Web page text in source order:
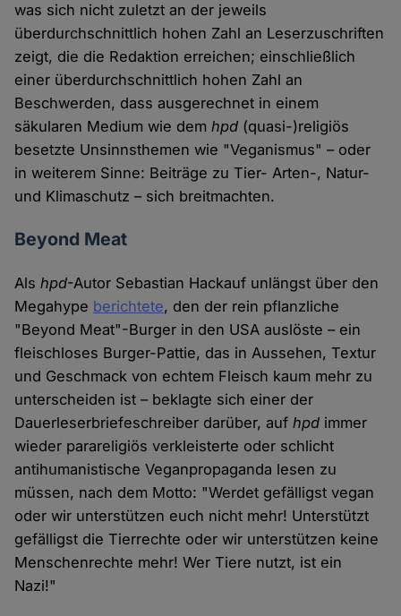
was sich nicht zuletzt an der jeweils
überdurchschnittlich hohen Zahl an Leserzuschriften
zeigt, die die Redaktion erreichen; einschließlich
einer überdurchschnittlich hohen Zahl an
Beschwerden, dass ausgerechnet in einem
säkularen Medium wie demhpd (quasi-)religiös
besetzte Unsinnsthemen wie "Veganismus" – oder
in weiterem Sinne: Beiträge zu Tier- Arten-, Natur-
und Klimaschutz – sich breitmachten.
Beyond Meat
Alshpd-Autor Sebastian Hackauf unlängst über den
Megahype berichtete, den der rein pflanzliche
"Beyond Meat"-Burger in den USA auslöste – ein
fleischloses Burger-Pattie, das in Aussehen, Textur
und Geschmack von echtem Fleisch kaum mehr zu
unterscheiden ist – beklagte sich einer der
Dauerleserbriefeschreiber darüber, aufhpd immer
wieder parareligiös verkleisterte oder schlicht
antihumanistische Veganpropaganda lesen zu
müssen, nach dem Motto: "Werdet gefälligst vegan
oder wir unterstützen euch nicht mehr! Unterstützt
gefälligst die Tierrechte oder wir unterstützen keine
Menschenrechte mehr! Wer Tiere nutzt, ist ein
Nazi!"